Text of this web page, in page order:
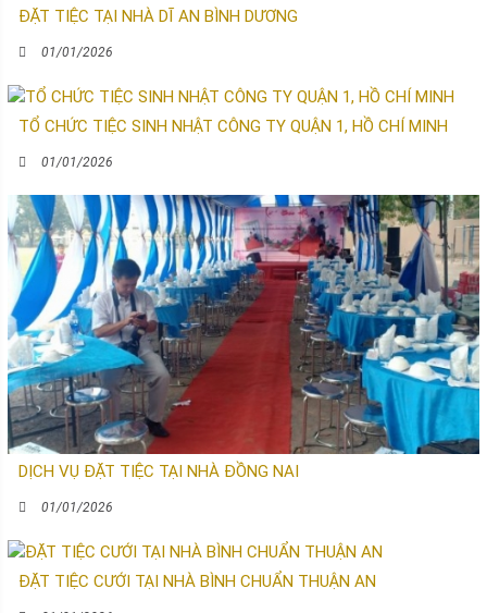
ĐẶT TIỆC TẠI NHÀ DĨ AN BÌNH DƯƠNG
01/01/2026
TỔ CHỨC TIỆC SINH NHẬT CÔNG TY QUẬN 1, HỒ CHÍ MINH
01/01/2026
DỊCH VỤ ĐẶT TIỆC TẠI NHÀ ĐỒNG NAI
01/01/2026
ĐẶT TIỆC CƯỚI TẠI NHÀ BÌNH CHUẨN THUẬN AN